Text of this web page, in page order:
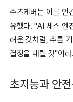
수츠케버는 이를 인
유했다. "AI 체스 엔
려운 것처럼, 추론
결정을 내릴 것"이
초지능과 안